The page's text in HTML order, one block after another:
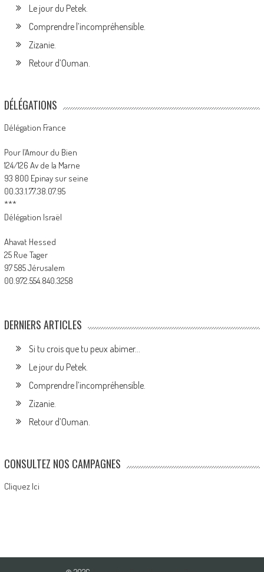
Le jour du Petek.
Comprendre l’incompréhensible.
Zizanie.
Retour d’Ouman.
DÉLÉGATIONS
Délégation France
Pour l’Amour du Bien
124/126 Av de la Marne
93 800 Epinay sur seine
00.33.1.77.38.07.95
***
Délégation Israël
Ahavat Hessed
25 Rue Tager
97 585 Jérusalem
00.972.554.840.3258
DERNIERS ARTICLES
Si tu crois que tu peux abimer…
Le jour du Petek.
Comprendre l’incompréhensible.
Zizanie.
Retour d’Ouman.
CONSULTEZ NOS CAMPAGNES
Cliquez Ici